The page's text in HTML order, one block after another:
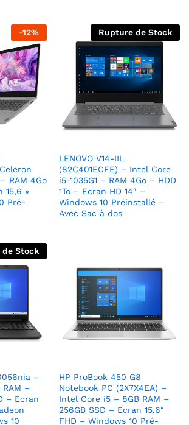
-12%
RAM 4Go
15,6 »
Pré-
Rupture de Stock
LENOVO V14-IIL
(82C401ECFE) – Intel Core
i5-1035G1 – RAM 4Go – HDD
1To – Ecran HD 14″ –
Windows 10 Préinstallé –
Avec Sac à dos
Stock
–
RAM –
– Ecran
10
HP ProBook 450 G8
Notebook PC (2X7X4EA) –
Intel Core i5 – 8GB RAM –
256GB SSD – Ecran 15.6″
FHD – Windows 10 Pré-